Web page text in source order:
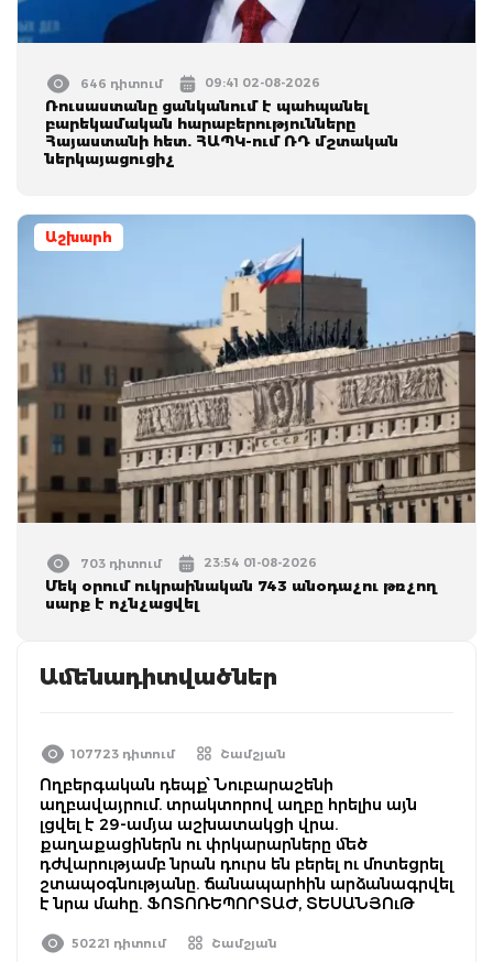
646 դիտում 09:41 02-08-2026
Ռուսաստանը ցանկանում է պահպանել
բարեկամական հարաբերությունները
Հայաստանի հետ. ՀԱՊԿ-ում ՌԴ մշտական
ներկայացուցիչ
Աշխարհ
703 դիտում 23:54 01-08-2026
Մեկ օրում ուկրաինական 743 անօդաչու թռչող
սարք է ոչնչացվել
Ամենադիտվածներ
107723 դիտում Շամշյան
Ողբերգական դեպք՝ Նուբարաշենի
աղբավայրում. տրակտորով աղբը հրելիս այն
լցվել է 29-ամյա աշխատակցի վրա.
քաղաքացիներն ու փրկարարները մեծ
դժվարությամբ նրան դուրս են բերել ու մոտեցրել
շտապօգնությանը. ճանապարհին արձանագրվել
է նրա մահը. ՖՈՏՈՌԵՊՈՐՏԱԺ, ՏԵՍԱՆՅՈւԹ
50221 դիտում Շամշյան